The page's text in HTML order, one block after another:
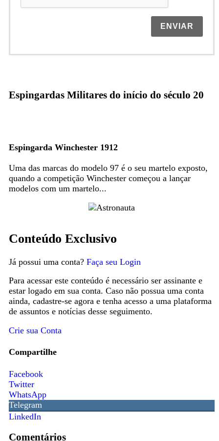
ENVIAR
Espingardas Militares do início do século 20
Espingarda Winchester 1912
Uma das marcas do modelo 97 é o seu martelo exposto,
quando a competição Winchester começou a lançar
modelos com um martelo...
Conteúdo Exclusivo
Já possui uma conta? Faça seu Login
Para acessar este conteúdo é necessário ser assinante e
estar logado em sua conta. Caso não possua uma conta
ainda, cadastre-se agora e tenha acesso a uma plataforma
de assuntos e notícias desse seguimento.
Crie sua Conta
Compartilhe
Facebook
Twitter
WhatsApp
Telegram
LinkedIn
Comentários